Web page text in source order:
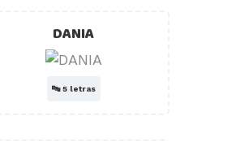
DANIA
🔤5 letras